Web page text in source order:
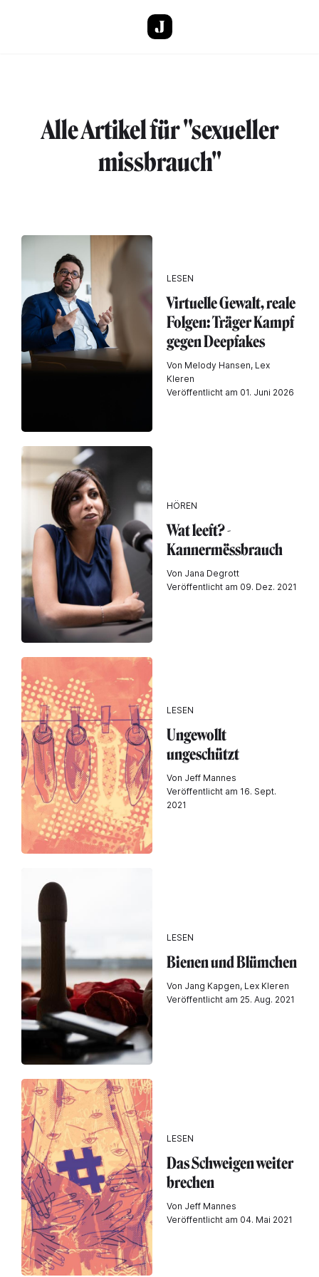
Alle Artikel für "sexueller
missbrauch"
LESEN
Virtuelle Gewalt, reale
Folgen: Träger Kampf
gegen Deepfakes
Von Melody Hansen, Lex
Kleren
Veröffentlicht am 01. Juni 2026
HÖREN
Wat leeft? -
Kannermëssbrauch
Von Jana Degrott
Veröffentlicht am 09. Dez. 2021
LESEN
Ungewollt
ungeschützt
Von Jeff Mannes
Veröffentlicht am 16. Sept.
2021
LESEN
Bienen und Blümchen
Von Jang Kapgen, Lex Kleren
Veröffentlicht am 25. Aug. 2021
LESEN
Das Schweigen weiter
brechen
Von Jeff Mannes
Veröffentlicht am 04. Mai 2021